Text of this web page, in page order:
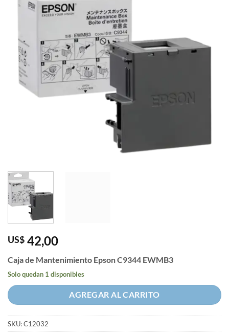
US$ 42,00
Caja de Mantenimiento Epson C9344 EWMB3
Solo quedan 1 disponibles
AGREGAR AL CARRITO
SKU:C12032